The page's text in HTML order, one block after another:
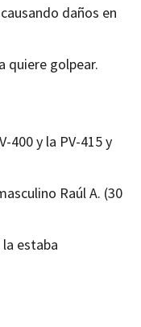
daños en
quiere golpear.
400 y la PV-415 y
Raúl A. (30
estaba